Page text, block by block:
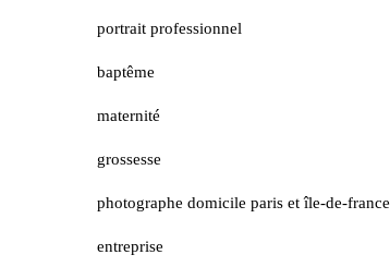
portrait professionnel
baptême
maternité
grossesse
photographe domicile paris et île-de-france
entreprise